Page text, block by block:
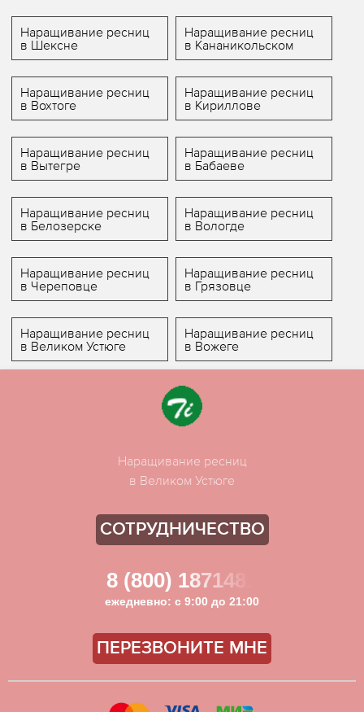
Наращивание ресниц
в Шексне
Наращивание ресниц
в Кананикольском
Наращивание ресниц
в Вохтоге
Наращивание ресниц
в Кириллове
Наращивание ресниц
в Вытегре
Наращивание ресниц
в Бабаеве
Наращивание ресниц
в Белозерске
Наращивание ресниц
в Вологде
Наращивание ресниц
в Череповце
Наращивание ресниц
в Грязовце
Наращивание ресниц
в Великом Устюге
Наращивание ресниц
в Вожеге
Наращивание ресниц
в Великом Устюге
СОТРУДНИЧЕСТВО
8 (800) 1871481
ежедневно: с 9:00 до 21:00
ПЕРЕЗВОНИТЕ МНЕ